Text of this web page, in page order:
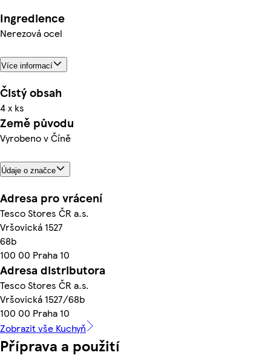
Ingredience
Nerezová ocel
Více informací
Čistý obsah
4 x ks
Země původu
Vyrobeno v Číně
Údaje o značce
Adresa pro vrácení
Tesco Stores ČR a.s.
Vršovická 1527
68b
100 00 Praha 10
Adresa distributora
Tesco Stores ČR a.s.
Vršovická 1527/68b
100 00 Praha 10
Zobrazit vše Kuchyň
Příprava a použití